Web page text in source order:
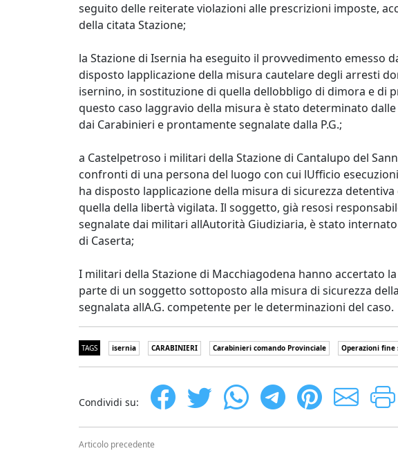
seguito delle reiterate violazioni alle prescrizioni imposte,
della citata Stazione;
la Stazione di Isernia ha eseguito il provvedimento emesso
disposto lapplicazione della misura cautelare degli arresti
isernino, in sostituzione di quella dellobbligo di dimora e di
questo caso laggravio della misura è stato determinato
dai Carabinieri e prontamente segnalate dalla P.G.;
a Castelpetroso i militari della Stazione di Cantalupo del
confronti di una persona del luogo con cui lUfficio
ha disposto lapplicazione della misura di sicurezza
quella della libertà vigilata. Il soggetto, già resosi
segnalate dai militari allAutorità Giudiziaria, è stato
di Caserta;
I militari della Stazione di Macchiagodena hanno accertato
parte di un soggetto sottoposto alla misura di sicurezza
segnalata allA.G. competente per le determinazioni del caso.
TAGS isernia CARABINIERI Carabinieri comando Provinciale Operazioni fine
Condividi su:
Articolo precedente